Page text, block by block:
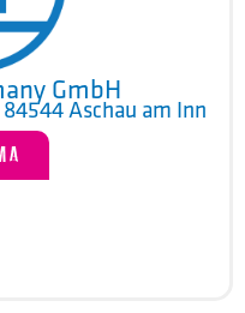
GmbH
Aschau am Inn